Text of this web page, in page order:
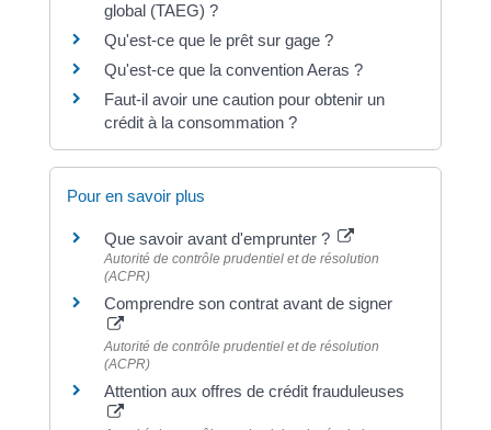
global (TAEG) ?
Qu'est-ce que le prêt sur gage ?
Qu'est-ce que la convention Aeras ?
Faut-il avoir une caution pour obtenir un
crédit à la consommation ?
Pour en savoir plus
Que savoir avant d'emprunter ?
Autorité de contrôle prudentiel et de résolution
(ACPR)
Comprendre son contrat avant de signer
Autorité de contrôle prudentiel et de résolution
(ACPR)
Attention aux offres de crédit frauduleuses